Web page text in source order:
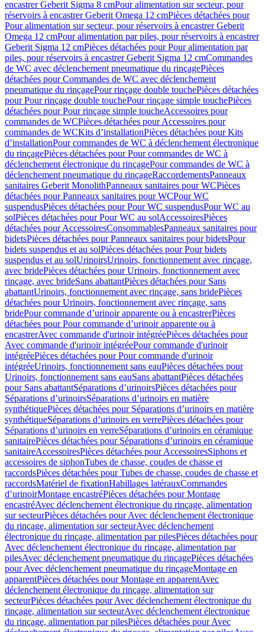
encastrer Geberit Sigma 8 cmPour alimentation sur secteur, pour
réservoirs à encastrer Geberit Omega 12 cmPièces détachées pour
Pour alimentation sur secteur, pour réservoirs à encastrer Geberit
Omega 12 cmPour alimentation par piles, pour réservoirs à encastrer
Geberit Sigma 12 cmPièces détachées pour Pour alimentation par
piles, pour réservoirs à encastrer Geberit Sigma 12 cmCommandes
de WC avec déclenchement pneumatique du rinçagePièces
détachées pour Commandes de WC avec déclenchement
pneumatique du rinçagePour rinçage double touchePièces détachées
pour Pour rinçage double touchePour rinçage simple touchePièces
détachées pour Pour rinçage simple toucheAccessoires pour
commandes de WCPièces détachées pour Accessoires pour
commandes de WCKits d’installationPièces détachées pour Kits
d’installationPour commandes de WC à déclenchement électronique
du rinçagePièces détachées pour Pour commandes de WC à
déclenchement électronique du rinçagePour commandes de WC à
déclenchement pneumatique du rinçageRaccordementsPanneaux
sanitaires Geberit MonolithPanneaux sanitaires pour WCPièces
détachées pour Panneaux sanitaires pour WCPour WC
suspendusPièces détachées pour Pour WC suspendusPour WC au
solPièces détachées pour Pour WC au solAccessoiresPièces
détachées pour AccessoiresConsommablesPanneaux sanitaires pour
bidetsPièces détachées pour Panneaux sanitaires pour bidetsPour
bidets suspendus et au solPièces détachées pour Pour bidets
suspendus et au solUrinoirsUrinoirs, fonctionnement avec rinçage,
avec bridePièces détachées pour Urinoirs, fonctionnement avec
rinçage, avec brideSans abattantPièces détachées pour Sans
abattantUrinoirs, fonctionnement avec rinçage, sans bridePièces
détachées pour Urinoirs, fonctionnement avec rinçage, sans
bridePour commande d’urinoir apparente ou à encastrerPièces
détachées pour Pour commande d’urinoir apparente ou à
encastrerAvec commande d'urinoir intégréePièces détachées pour
Avec commande d'urinoir intégréePour commande d'urinoir
intégréePièces détachées pour Pour commande d'urinoir
intégréeUrinoirs, fonctionnement sans eauPièces détachées pour
Urinoirs, fonctionnement sans eauSans abattantPièces détachées
pour Sans abattantSéparations d’urinoirsPièces détachées pour
Séparations d’urinoirsSéparations d’urinoirs en matière
synthétiquePièces détachées pour Séparations d’urinoirs en matière
synthétiqueSéparations d’urinoirs en verrePièces détachées pour
Séparations d’urinoirs en verreSéparations d’urinoirs en céramique
sanitairePièces détachées pour Séparations d’urinoirs en céramique
sanitaireAccessoiresPièces détachées pour AccessoiresSiphons et
accessoires de siphonTubes de chasse, coudes de chasse et
raccordsPièces détachées pour Tubes de chasse, coudes de chasse et
raccordsMatériel de fixationHabillages latérauxCommandes
dʼurinoirMontage encastréPièces détachées pour Montage
encastréAvec déclenchement électronique du rinçage, alimentation
sur secteurPièces détachées pour Avec déclenchement électronique
du rinçage, alimentation sur secteurAvec déclenchement
électronique du rinçage, alimentation par pilesPièces détachées pour
Avec déclenchement électronique du rinçage, alimentation par
pilesAvec déclenchement pneumatique du rinçagePièces détachées
pour Avec déclenchement pneumatique du rinçageMontage en
apparentPièces détachées pour Montage en apparentAvec
déclenchement électronique du rinçage, alimentation sur
secteurPièces détachées pour Avec déclenchement électronique du
rinçage, alimentation sur secteurAvec déclenchement électronique
du rinçage, alimentation par pilesPièces détachées pour Avec